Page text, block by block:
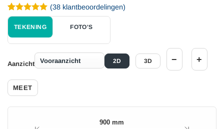
Gewaardeerd
4.97op 5
gebaseerd
op
38
(38klantbeoordelingen)
TEKENING FOTO'S
Aanzicht 2D 3D − +
MEET
900 mm